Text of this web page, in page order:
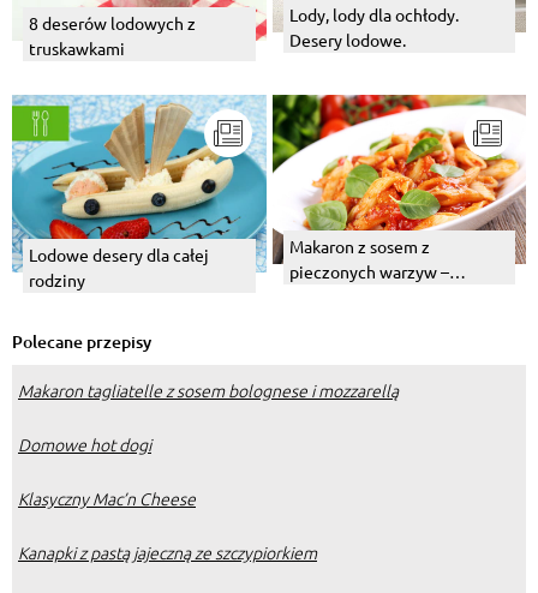
8 deserów lodowych z
truskawkami
Lody, lody dla ochłody.
Desery lodowe.
Lodowe desery dla całej
rodziny
Makaron z sosem z
pieczonych warzyw –
Polecane przepisy
Makaron tagliatelle z sosem bolognese i mozzarellą
Domowe hot dogi
Klasyczny Mac’n Cheese
Kanapki z pastą jajeczną ze szczypiorkiem